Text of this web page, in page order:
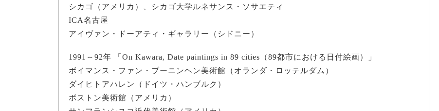
シカゴ（アメリカ）、シカゴ大学ルネサンス・ソサエティ
ICA名古屋
アイヴァン・ドーアティ・ギャラリー（シドニー）
1991～92年 「On Kawara, Date paintings in 89 cities（89都市における日付絵画）」
ボイマンス・ファン・ブーニンヘン美術館（オランダ・ロッテルダム）
ダイヒトアハレン（ドイツ・ハンブルク）
ボストン美術館（アメリカ）